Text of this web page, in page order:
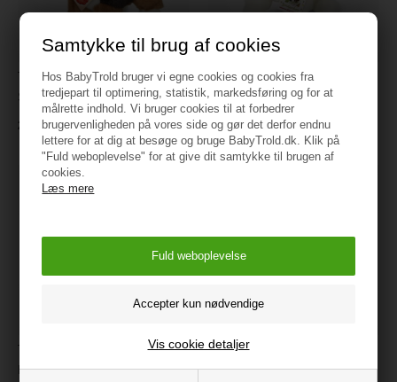
Samtykke til brug af cookies
Hos BabyTrold bruger vi egne cookies og cookies fra
tredjepart til optimering, statistik, markedsføring og for at
målrette indhold. Vi bruger cookies til at forbedrer
brugervenligheden på vores side og gør det derfor endnu
lettere for at dig at besøge og bruge BabyTrold.dk. Klik på
"Fuld weboplevelse" for at give dit samtykke til brugen af
cookies.
Læs mere
Vis cookie detaljer
Teddy Hermann - Berner
Sennen hvalp 23 cm
230 kr.
Teddy Hermann - Siddende
Sankt Bernhard 25 cm
259,95
Teddy Hermann - Mørkebrun
Labrador 50 cm
Teddy Hermann - Marsvin
gylden-hvid 20 cm